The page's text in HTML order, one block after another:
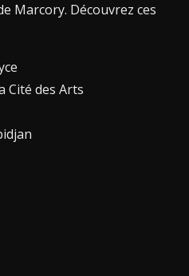
Marcory. Découvrez ces
Cité des Arts